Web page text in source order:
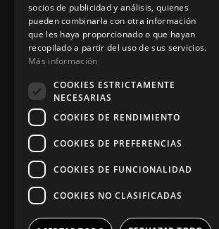
App Zine Hostelería
Síguenos
socios de publicidad y análisis, quienes
pueden combinarla con otra información
que les haya proporcionado o que hayan
recopilado a partir del uso de sus servicios.
Más información
COOKIES ESTRICTAMENTE
NECESARIAS
COOKIES DE RENDIMIENTO
COOKIES DE PREFERENCIAS
COOKIES DE FUNCIONALIDAD
COOKIES NO CLASIFICADAS